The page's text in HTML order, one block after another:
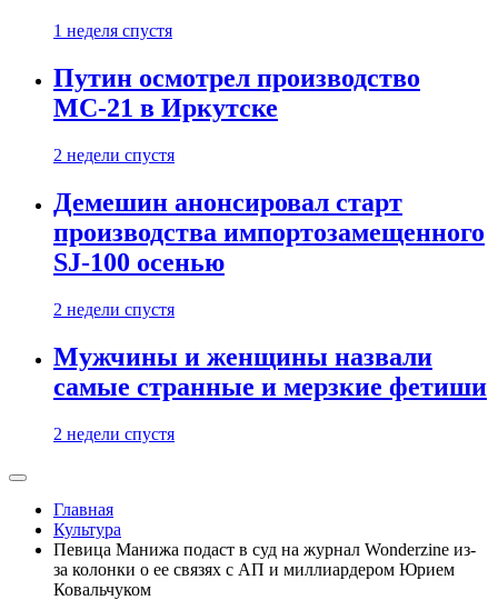
1 неделя спустя
Путин осмотрел производство
МС-21 в Иркутске
2 недели спустя
Демешин анонсировал старт
производства импортозамещенного
SJ-100 осенью
2 недели спустя
Мужчины и женщины назвали
самые странные и мерзкие фетиши
2 недели спустя
Главная
Культура
Певица Манижа подаст в суд на журнал Wonderzine из-
за колонки о ее связях с АП и миллиардером Юрием
Ковальчуком